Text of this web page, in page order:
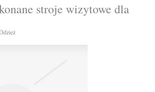
stroje wizytowe dla